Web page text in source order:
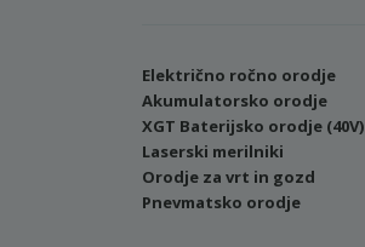
Električno ročno orodje
Akumulatorsko orodje
XGT Baterijsko orodje (40V)
Laserski merilniki
Orodje za vrt in gozd
Pnevmatsko orodje